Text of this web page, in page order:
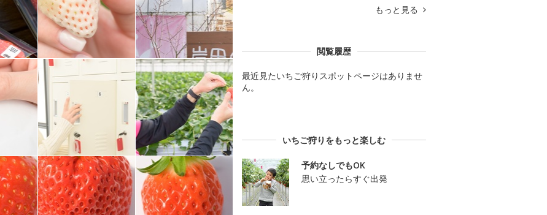
もっと見る
閲覧履歴
最近見たいちご狩りスポットページはありませ
ん。
いちご狩りをもっと楽しむ
予約なしでもOK
思い立ったらすぐ出発